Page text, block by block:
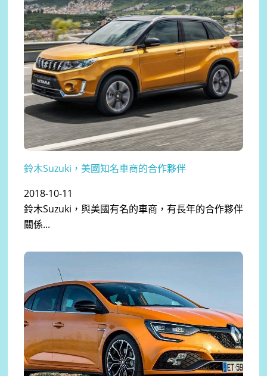
鈴木Suzuki，美國知名車商的合作夥伴
2018-10-11
鈴木Suzuki，與美國有名的車商，有長年的合作夥伴
關係...